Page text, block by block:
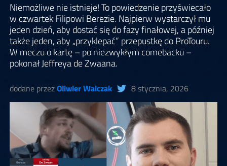
Niemożliwe nie istnieje! To powiedzenie przyświecało
w czwartek Filipowi Berezie. Najpierw wystarczył mu
jeden dzień, aby dostać się do fazy finałowej, a później
także jeden, aby „przyklepać” przepustkę do ProTouru.
W meczu o kartę – po niezwykłym comebacku –
pokonał Jeffreya de Zwaana.
dodane przezOliwier Walczak 8 stycznia, 2026